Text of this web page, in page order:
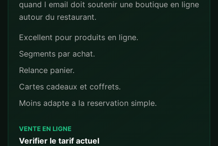
quand l email doit soutenir une boutique en ligne
autour du restaurant.
Excellent pour produits en ligne.
Segments par achat.
Relance panier.
Cartes cadeaux et coffrets.
Moins adapte a la reservation simple.
VENTE EN LIGNE
Verifier le tarif actuel